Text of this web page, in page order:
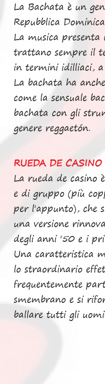
La Bachata è un
Repubblica
La musica presenta
trattano sempre il
in termini idilliaci,
La bachata ha
come la sensuale
bachata con gli
genere reggaetón.
RUEDA DE CASINO
La rueda de casino
e di gruppo (più
per l'appunto), che
una versione
degli anni '50 e i
Una caratteristica
lo straordinario
frequentemente
smembrano e si
ballare tutti gli